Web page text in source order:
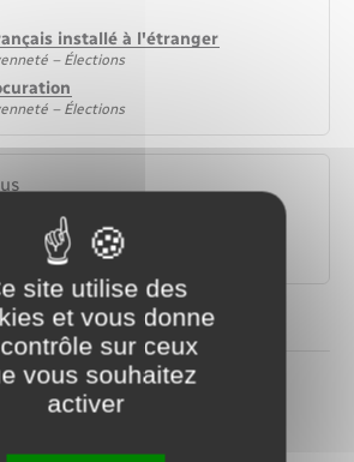
installé à l'étranger
– Élections
– Élections
de l'Europe et des affaires étrangères
légale et administrative
baseo.io
site utilise des
et vous donne
sur ceux
vous souhaitez
activer